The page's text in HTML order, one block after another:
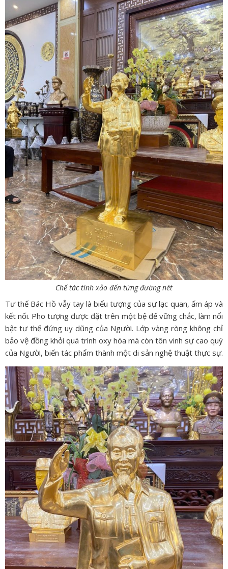
Chế tác tinh xảo đến từng đường nét
Tư thế Bác Hồ vẫy tay là biểu tượng của sự lạc quan, ấm áp và
kết nối. Pho tượng được đặt trên một bệ đế vững chắc, làm nổi
bật tư thế đứng uy dũng của Người. Lớp vàng ròng không chỉ
bảo vệ đồng khỏi quá trình oxy hóa mà còn tôn vinh sự cao quý
của Người, biến tác phẩm thành một di sản nghệ thuật thực sự.